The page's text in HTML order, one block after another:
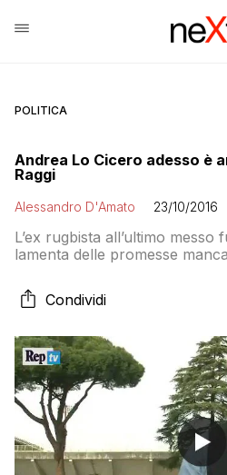
POLITICA
Andrea Lo Cicero adesso è
Raggi
Alessandro D'Amato 23/10/2016
L’ex rugbista all’ultimo messo
lamenta delle promesse
Condividi